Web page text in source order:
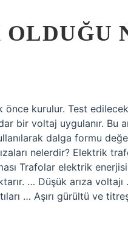
önce kurulur. Test
bir voltaj uygulanır. Bu
dalga formu
nelerdir? Elektrik
Trafolar elektrik
… Düşük arıza voltajı
… Aşırı gürültü ve